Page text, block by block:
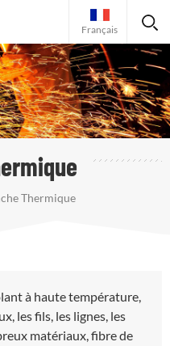
Français
Thermique
à haute température,
les fils, les lignes, les
matériaux, fibre de